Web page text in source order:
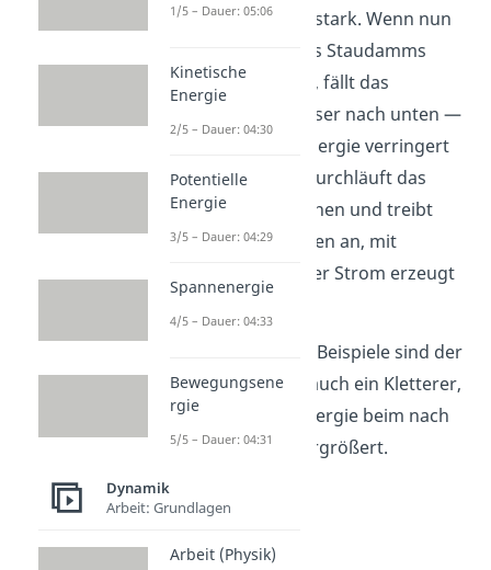
die Lageenergie
stark. Wenn nun
die Schleusen des Staudamms
geöffnet werden, fällt das
aufgestaute Wasser nach unten —
die potentielle Energie verringert
sich. Daraufhin durchläuft das
Wasser die Turbinen und treibt
so die Generatoren an, mit
denen elektrischer Strom erzeugt
Weitere typische Beispiele sind der
Wasserfall oder auch ein Kletterer,
der seine Lageenergie beim nach
oben Klettern vergrößert.
1/5 – Dauer: 05:06
Kinetische
Energie
2/5 – Dauer: 04:30
Potentielle
Energie
3/5 – Dauer: 04:29
Spannenergie
4/5 – Dauer: 04:33
Bewegungsene
rgie
5/5 – Dauer: 04:31
Dynamik
Arbeit: Grundlagen
Arbeit (Physik)